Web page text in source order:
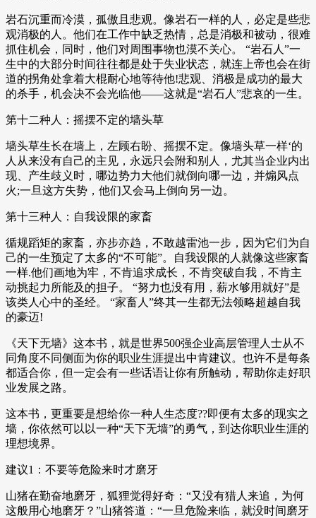
岩石沉重而冷漠，孤傲且悲观。像岩石一样的人，必定是些悲
观消极的人。他们在工作中缺乏热情，总是消极和被动，很难
抓住机会，同时，他们对周围事物也漠不关心。 “岩石人”一
生中的大部分时间往往都是处于失业状态，就连上帝也会在街
道的拐角处拿着大棍耐心地等待他!悲观、消极是成功的最大
的杀手，机会决不会光临他——这就是“岩石人”悲哀的一生。
第十二种人：摇摆不定的墙头草
墙头草生长在墙上，左顾右盼、摇摆不定。像墙头草一样‘的
人从来没有自己的主见，永远只会附和别人，尤其当企业内出
现、产生歧义时，哪边势力大他们就倒向哪一边，并煽风点
火;一旦这方失势，他们又会马上倒向另一边。
第十三种人：自我设限的家畜
循规蹈矩的家畜，亦步亦趋，不敢越雷池一步，因为它们为自
己的一生预定了太多的“不可能”。自我设限的人就像这些家畜
一样.他们画地为牢，不肯追求成长，不肯突破自我，不肯主
动挑起力所能及的担子。 “努力也没有用，薪水够用就好”是
该类人心中的圣经。 “家畜人”终其一生都无法领略超越自我
的豪迈!
《天下无墙》这本书，就是世界500强企业高层管理人士从不
同角度不同侧面为你的职业生涯提出中肯建议。也许不是每条
都适合你，但一定会有一些话语让你有所触动，帮助你走好职
业发展之路。
这本书，更重要是想给你一种人生态度??即便有太多的现实之
墙，你依然可以以一种“天下无墙”的勇气，到达你职业生涯的
理想境界。
建议1：不要等危险来时才磨牙
山猪在勤奋地磨牙，狐狸觉得好奇：“又没有猎人来追，为何
这般用心地磨牙？”山猪答道：“一旦危险来临，就没时间磨牙